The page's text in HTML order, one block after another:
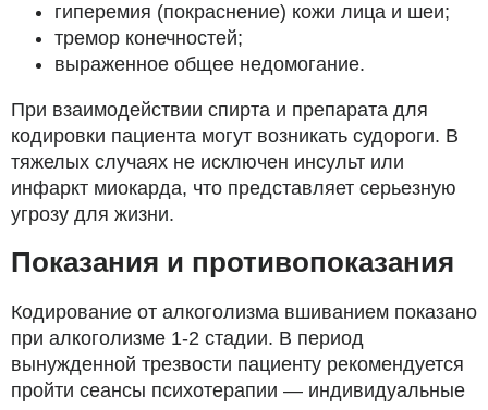
гиперемия (покраснение) кожи лица и шеи;
тремор конечностей;
выраженное общее недомогание.
При взаимодействии спирта и препарата для
кодировки пациента могут возникать судороги. В
тяжелых случаях не исключен инсульт или
инфаркт миокарда, что представляет серьезную
угрозу для жизни.
Показания и противопоказания
Кодирование от алкоголизма вшиванием показано
при алкоголизме 1-2 стадии. В период
вынужденной трезвости пациенту рекомендуется
пройти сеансы психотерапии — индивидуальные